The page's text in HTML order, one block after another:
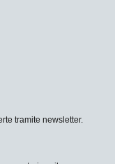
tramite newsletter.